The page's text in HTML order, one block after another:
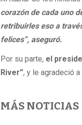
corazón de cada uno
retribuirles eso a
felices”, aseguró.
Por su parte, el
River”, y le agradeció
MÁS NOTICIAS